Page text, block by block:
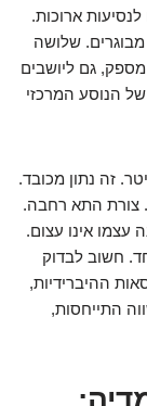
ארוכות.
מבוגרים. שלושה
מספק, גם ליושבים
הנוסע המרכזי
המטען בגרסת הסדאן עומד על כ-471 ליטר. זה נתון מכובד.
צורת התא רחבה.
עצמו אינו עצום.
חשוב לבדוק
ההיברידיות,
התייחסות,